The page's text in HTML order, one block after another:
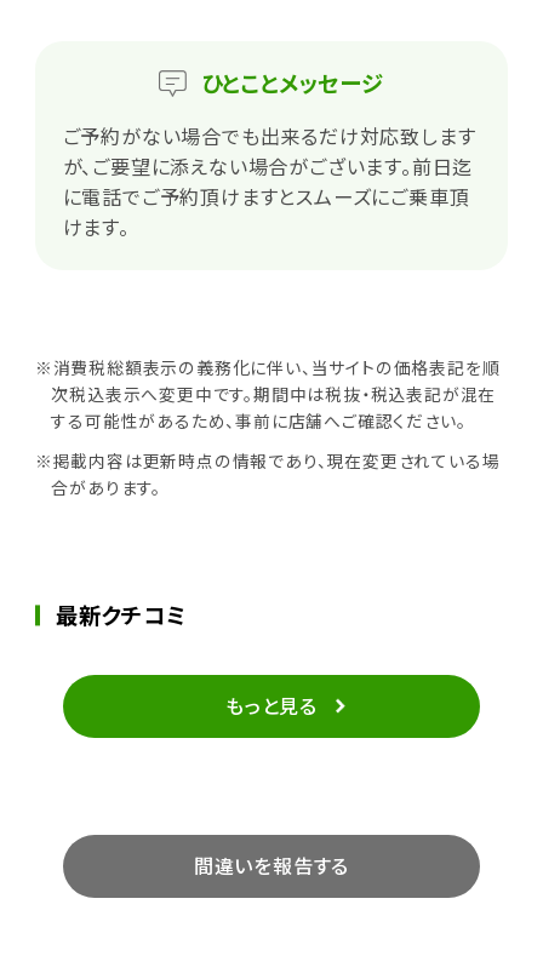
ひとことメッセージ
ご予約がない場合でも出来るだけ対応致します
が、ご要望に添えない場合がございます。前日迄
に電話でご予約頂けますとスムーズにご乗車頂
けます。
※消費税総額表示の義務化に伴い、当サイトの価格表記を順
次税込表示へ変更中です。期間中は税抜・税込表記が混在
する可能性があるため、事前に店舗へご確認ください。
※掲載内容は更新時点の情報であり、現在変更されている場
合があります。
最新クチコミ
もっと見る
間違いを報告する